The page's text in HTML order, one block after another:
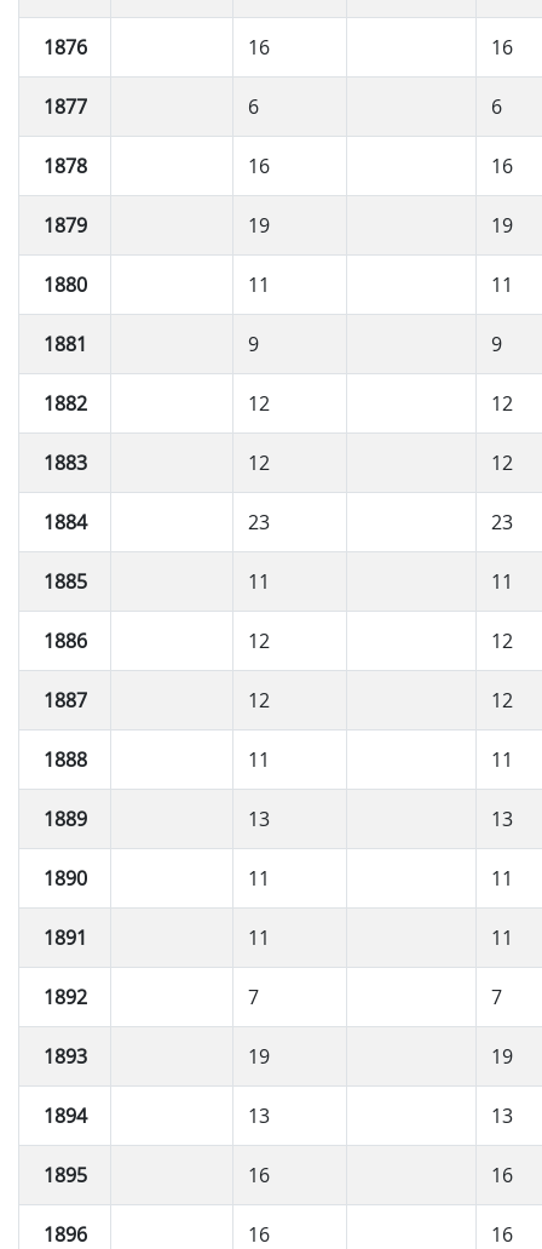
1876 16 16
1877 6 6
1878 16 16
1879 19 19
1880 11 11
1881 9 9
1882 12 12
1883 12 12
1884 23 23
1885 11 11
1886 12 12
1887 12 12
1888 11 11
1889 13 13
1890 11 11
1891 11 11
1892 7 7
1893 19 19
1894 13 13
1895 16 16
1896 16 16